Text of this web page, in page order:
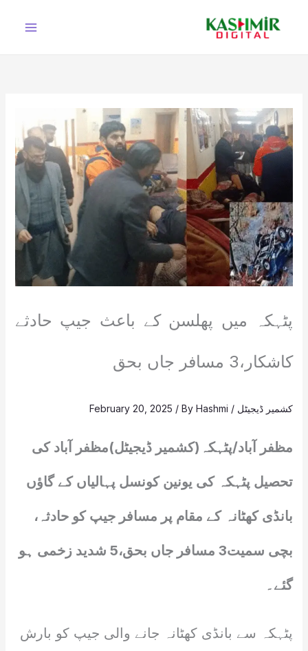
پٹہکہ میں پھلسن کے باعث جیپ حادثے
کاشکار،3 مسافر جاں بحق
کشمیر ڈیجیٹل /
February 20, 2025 / ByHashmi
مظفر آباد/پٹہکہ(کشمیر ڈیجیٹل)مظفر آباد کی
تحصیل پٹہکہ کی یونین کونسل پہالیاں کے گاؤں
بانڈی کھٹانہ کے مقام پر مسافر جیپ کو حادثہ،
بچی سمیت3 مسافر جاں بحق،5 شدید زخمی ہو
گئے۔
پٹہکہ سے بانڈی کھٹانہ جانے والی جیپ کو بارش